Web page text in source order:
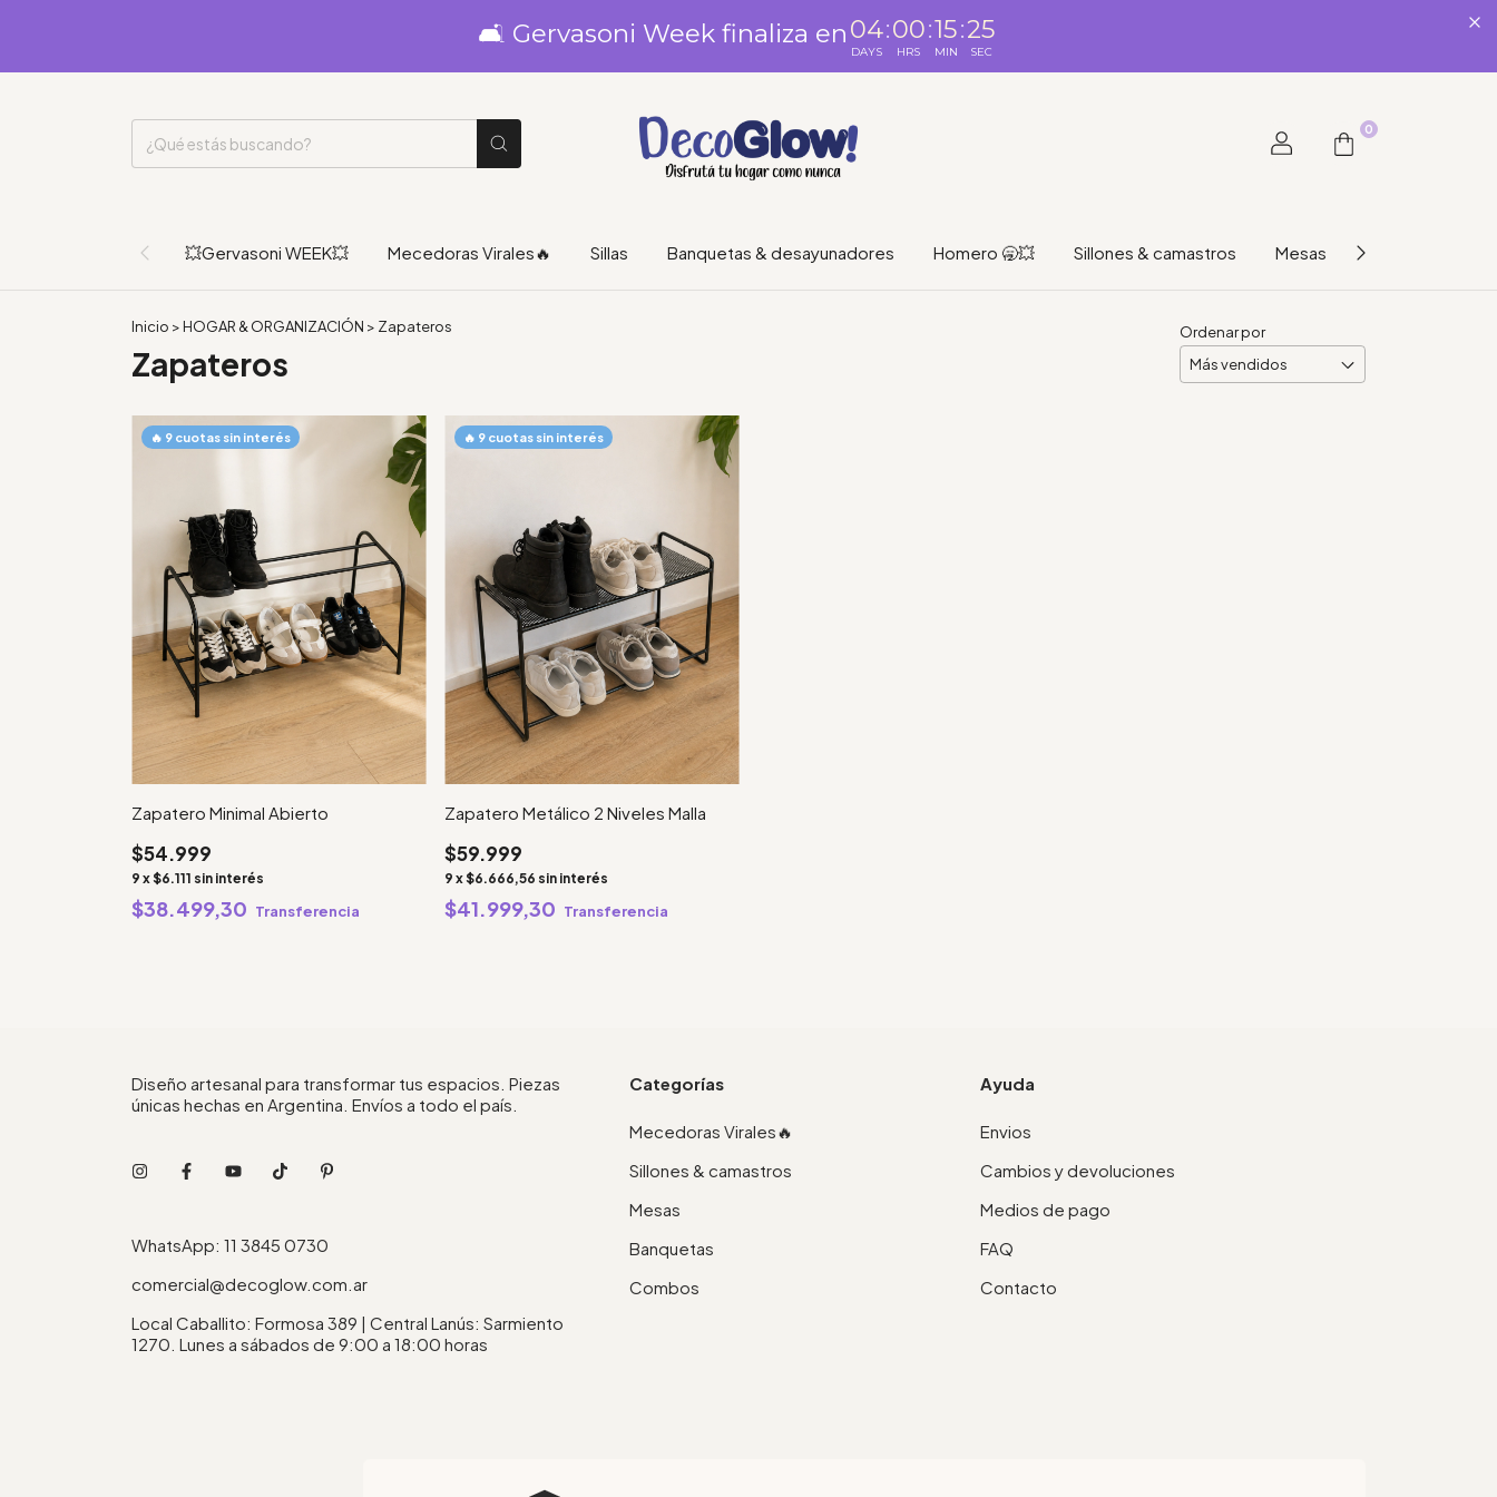
🛋️ Gervasoni Week finaliza en04
DAYS
:00
HRS
:15
MIN
:25
SEC
0
💥Gervasoni WEEK💥 Mecedoras Virales🔥 Sillas Banquetas & desayunadores Homero 🥱💥 Sillones & camastros Mesas
Inicio >HOGAR & ORGANIZACIÓN > Zapateros
Zapateros
Ordenar por
Zapatero Minimal Abierto
$54.999
9 x$6.111 sin interés
$38.499,30 Transferencia
Zapatero Metálico 2 Niveles Malla
$59.999
9 x$6.666,56 sin interés
$41.999,30 Transferencia
Diseño artesanal para transformar tus espacios. Piezas
únicas hechas en Argentina. Envíos a todo el país.
WhatsApp: 11 3845 0730
comercial@decoglow.com.ar
Local Caballito: Formosa 389 | Central Lanús: Sarmiento
1270. Lunes a sábados de 9:00 a 18:00 horas
Categorías
Mecedoras Virales🔥
Sillones & camastros
Mesas
Banquetas
Combos
Ayuda
Envios
Cambios y devoluciones
Medios de pago
FAQ
Contacto